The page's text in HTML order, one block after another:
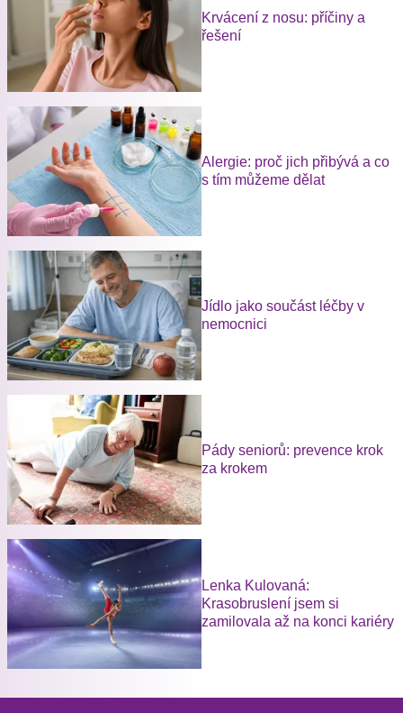
Krvácení z nosu: příčiny a
řešení
Alergie: proč jich přibývá a co
s tím můžeme dělat
Jídlo jako součást léčby v
nemocnici
Pády seniorů: prevence krok
za krokem
Lenka Kulovaná:
Krasobruslení jsem si
zamilovala až na konci kariéry